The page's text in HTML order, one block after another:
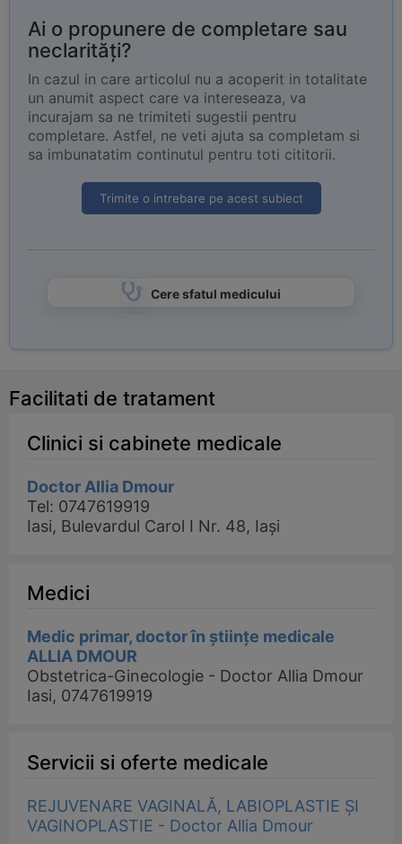
Ai o propunere de completare sau
neclarități?
In cazul in care articolul nu a acoperit in totalitate
un anumit aspect care va intereseaza, va
incurajam sa ne trimiteti sugestii pentru
completare. Astfel, ne veti ajuta sa completam si
sa imbunatatim continutul pentru toti cititorii.
Trimite o intrebare pe acest subiect
Cere sfatul medicului
Facilitati de tratament
Clinici si cabinete medicale
Doctor Allia Dmour
Tel: 0747619919
Iasi, Bulevardul Carol I Nr. 48, Iași
Medici
Medic primar, doctor în științe medicale
ALLIA DMOUR
Obstetrica-Ginecologie - Doctor Allia Dmour
Iasi, 0747619919
Servicii si oferte medicale
REJUVENARE VAGINALĂ, LABIOPLASTIE ȘI
VAGINOPLASTIE - Doctor Allia Dmour